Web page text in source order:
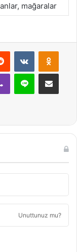
mağaralar
Reddit VKontakte
Viber Line E-Posta ile
Unuttunuz mu?